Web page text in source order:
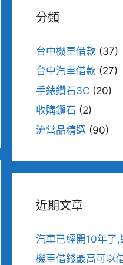
分類
台中機車借款 (37)
台中汽車借款 (27)
手錶鑽石3C (20)
收購鑽石 (2)
流當品精選 (90)
近期文章
汽車已經開10年了
機車借錢最高可以